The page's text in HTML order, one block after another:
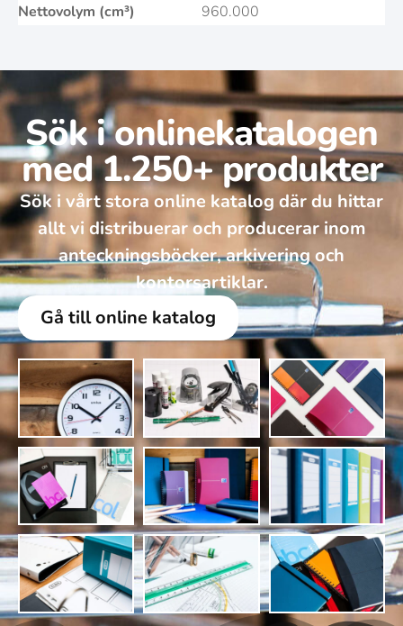
Nettovolym (cm³) 960.000
Sök i onlinekatalogen
med 1.250+ produkter
Sök i vårt stora online katalog där du hittar
allt vi distribuerar och producerar inom
anteckningsböcker, arkivering och
kontorsartiklar.
Gå till online katalog